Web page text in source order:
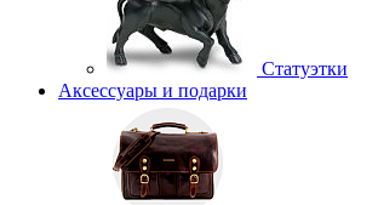
Статуэтки
Аксессуары и подарки